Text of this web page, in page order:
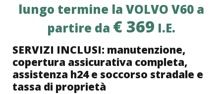
lungo termine la VOLVO V60 a
partire da € 369 I.E.
SERVIZI INCLUSI: manutenzione,
copertura assicurativa completa,
assistenza h24 e soccorso stradale e
tassa di proprietà